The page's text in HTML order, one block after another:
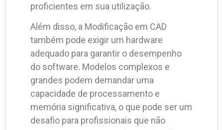
proficientes em sua utilização.
Além disso, a Modificação em CAD
também pode exigir um hardware
adequado para garantir o desempenho
do software. Modelos complexos e
grandes podem demandar uma
capacidade de processamento e
memória significativa, o que pode ser um
desafio para profissionais que não